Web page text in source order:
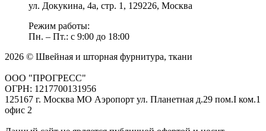
ул. Докукина, 4а, стр. 1, 129226, Москва
Режим работы:
Пн. – Пт.: с 9:00 до 18:00
2026 © Швейная и шторная фурнитура, ткани
ООО "ПРОГРЕСС"
ОГРН: 1217700131956
125167 г. Москва МО Аэропорт ул. Планетная д.29 пом.I ком.1
офис 2